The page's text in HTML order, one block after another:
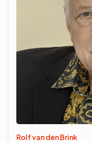
Rolf van den Brink